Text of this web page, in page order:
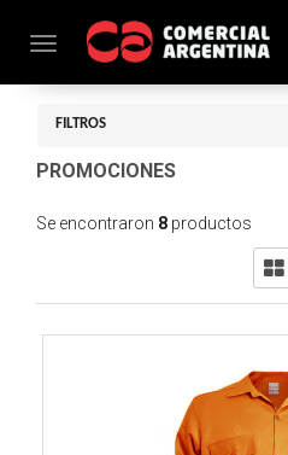
Toggle navigation
FILTROS
PROMOCIONES
Se encontraron 8 productos